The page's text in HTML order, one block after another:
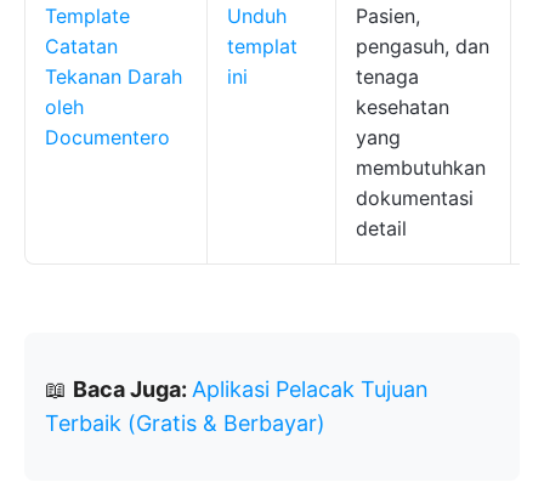
Template
Catatan
Tekanan Darah
oleh
Documentero
Unduh
templat
ini
Pasien,
pengasuh, dan
tenaga
kesehatan
yang
membutuhkan
dokumentasi
detail
📖 Baca Juga: Aplikasi Pelacak Tujuan
Terbaik (Gratis & Berbayar)